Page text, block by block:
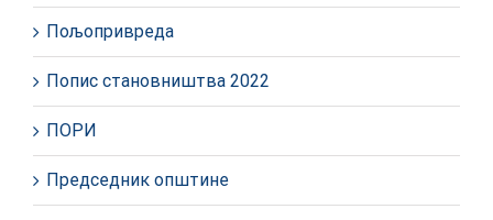
Пољопривреда
Попис становништва 2022
ПОРИ
Председник општине